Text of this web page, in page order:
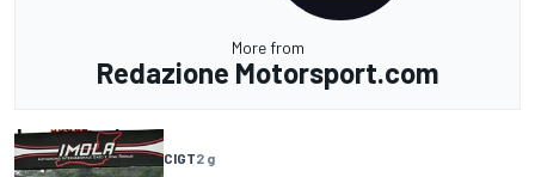
More from
Redazione Motorsport.com
CIGT2 g